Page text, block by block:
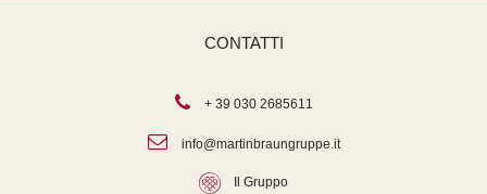
CONTATTI
+ 39 030 2685611
info@martinbraungruppe.it
Il Gruppo